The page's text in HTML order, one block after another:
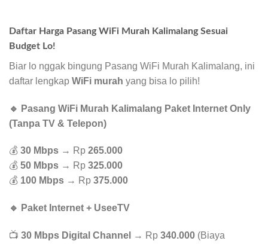
Daftar Harga Pasang WiFi Murah Kalimalang Sesuai
Budget Lo!
Biar lo nggak bingung Pasang WiFi Murah Kalimalang, ini
daftar lengkap WiFi murah yang bisa lo pilih!
🔹 Pasang WiFi Murah Kalimalang Paket Internet Only
(Tanpa TV & Telepon)
💰 30 Mbps → Rp 265.000
💰 50 Mbps → Rp 325.000
💰 100 Mbps → Rp 375.000
🔹 Paket Internet + UseeTV
📺 30 Mbps Digital Channel → Rp 340.000 (Biaya